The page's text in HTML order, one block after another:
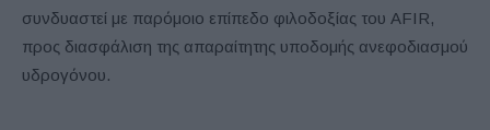
συνδυαστεί με παρόμοιο επίπεδο φιλοδοξίας του AFIR,
προς διασφάλιση της απαραίτητης υποδομής ανεφοδιασμού
υδρογόνου.